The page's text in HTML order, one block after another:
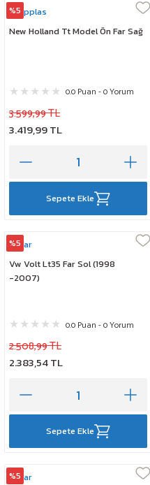
%5
Stopplas
New Holland Tt Model Ön Far Sağ
0.0 Puan - 0 Yorum
3.599,99 TL
3.419,99 TL
Sepete Ekle
%5
Ayfar
Vw Volt Lt35 Far Sol (1998
-2007)
0.0 Puan - 0 Yorum
2.508,99 TL
2.383,54 TL
Sepete Ekle
%5
Ayfar